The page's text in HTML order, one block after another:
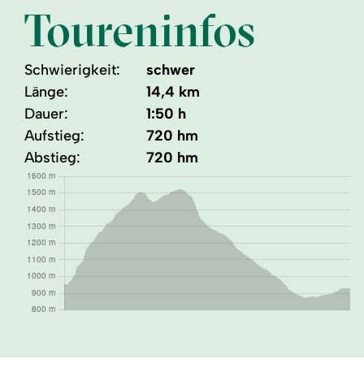
Toureninfos
Schwierigkeit:
schwer
Länge:
14,4 km
Dauer:
1:50 h
Aufstieg:
720 hm
Abstieg:
720 hm